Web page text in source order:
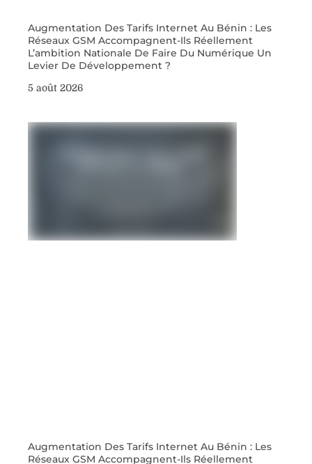
Augmentation Des Tarifs Internet Au Bénin : Les
Réseaux GSM Accompagnent-Ils Réellement
L’ambition Nationale De Faire Du Numérique Un
Levier De Développement ?
5 août 2026
Augmentation Des Tarifs Internet Au Bénin : Les
Réseaux GSM Accompagnent-Ils Réellement